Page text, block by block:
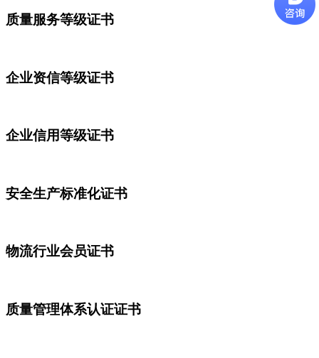
质量服务等级证书
企业资信等级证书
企业信用等级证书
安全生产标准化证书
物流行业会员证书
质量管理体系认证证书